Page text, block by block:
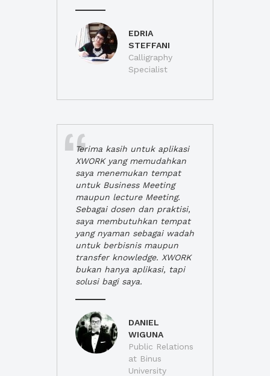
EDRIA
STEFFANI
Calligraphy
Specialist
Terima kasih untuk aplikasi
XWORK yang memudahkan
saya menemukan tempat
untuk Business Meeting
maupun lecture Meeting.
Sebagai dosen dan praktisi,
saya membutuhkan tempat
yang nyaman sebagai wadah
untuk berbisnis maupun
transfer knowledge. XWORK
bukan hanya aplikasi, tapi
solusi bagi saya.
DANIEL
WIGUNA
Public Relations
at Binus
University